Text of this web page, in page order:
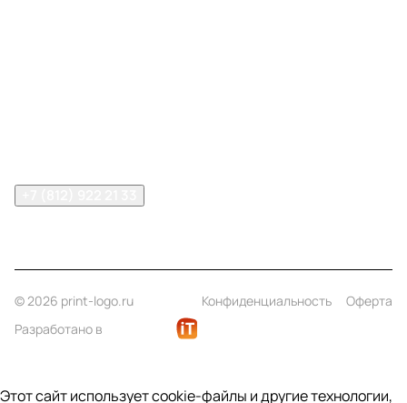
© 2026 print-logo.ru Конфиденциальность
Оферта
Разработано в
Этот сайт использует cookie-файлы и другие технологии,